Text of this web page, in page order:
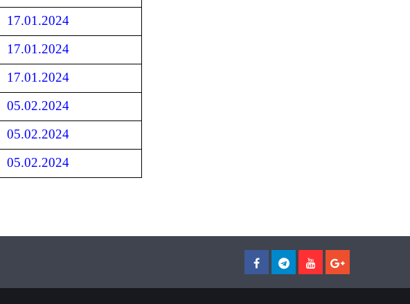
17.01.2024
17.01.2024
17.01.2024
05.02.2024
05.02.2024
05.02.2024